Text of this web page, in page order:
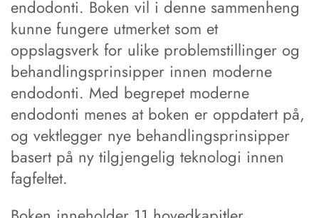
endodonti. Boken vil i denne sammenheng
kunne fungere utmerket som et
oppslagsverk for ulike problemstillinger og
behandlingsprinsipper innen moderne
endodonti. Med begrepet moderne
endodonti menes at boken er oppdatert på,
og vektlegger nye behandlingsprinsipper
basert på ny tilgjengelig teknologi innen
fagfeltet.